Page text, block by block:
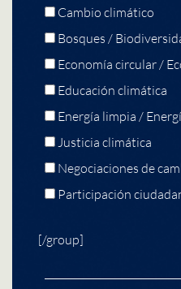
Cambio climático
Bosques /
Economía circular /
Educación climática
Energía limpia /
Justicia climática
Negociaciones de
Participación
[/group]